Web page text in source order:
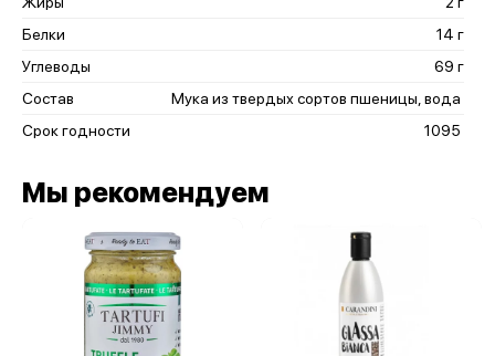
Белки
14 г
Углеводы
69 г
Состав
Мука из твердых сортов пшеницы, вода
Срок годности
1095
Мы рекомендуем